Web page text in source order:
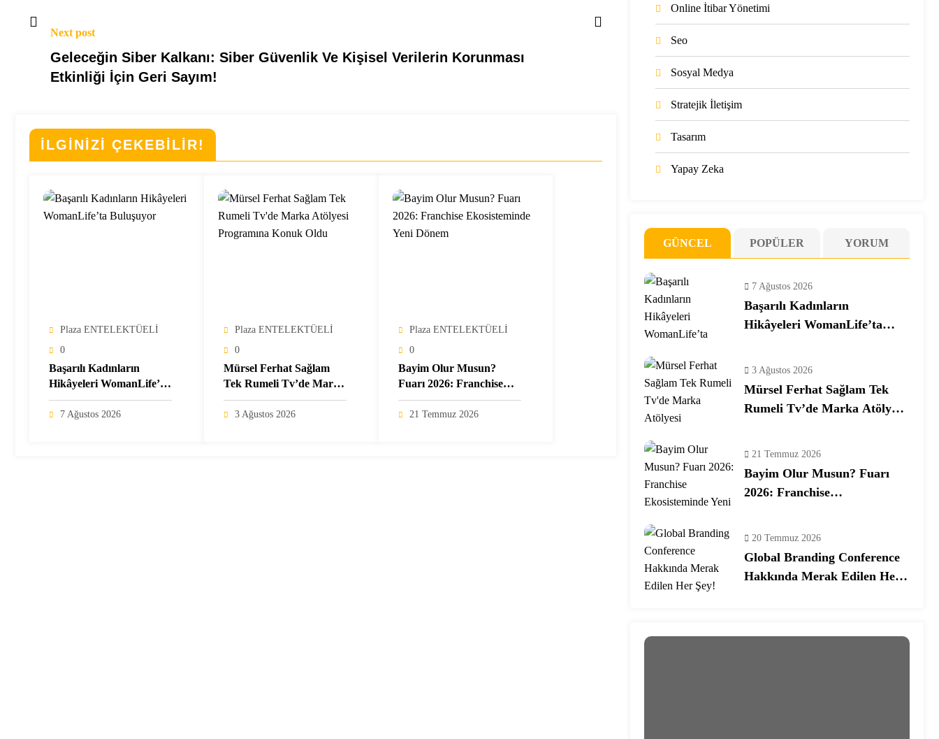
Next post
Geleceğin Siber Kalkanı: Siber Güvenlik Ve Kişisel Verilerin Korunması
Etkinliği İçin Geri Sayım!
İLGİNİZİ ÇEKEBİLİR!
Plaza ENTELEKTÜELİ
0
Başarılı Kadınların
Hikâyeleri WomanLife’ta
Buluşuyor
7 Ağustos 2026
Plaza ENTELEKTÜELİ
0
Mürsel Ferhat Sağlam
Tek Rumeli Tv’de Marka
Atölyesi Programına
Konuk Oldu
3 Ağustos 2026
Plaza ENTELEKTÜELİ
0
Bayim Olur Musun?
Fuarı 2026: Franchise
Ekosisteminde Yeni
Dönem
21 Temmuz 2026
Online İtibar Yönetimi
Seo
Sosyal Medya
Stratejik İletişim
Tasarım
Yapay Zeka
GÜNCEL POPÜLER YORUM
7 Ağustos 2026
Başarılı Kadınların
Hikâyeleri WomanLife’ta
3 Ağustos 2026
Mürsel Ferhat Sağlam Tek
Rumeli Tv’de Marka Atölyesi
21 Temmuz 2026
Bayim Olur Musun? Fuarı
2026: Franchise
20 Temmuz 2026
Global Branding Conference
Hakkında Merak Edilen Her